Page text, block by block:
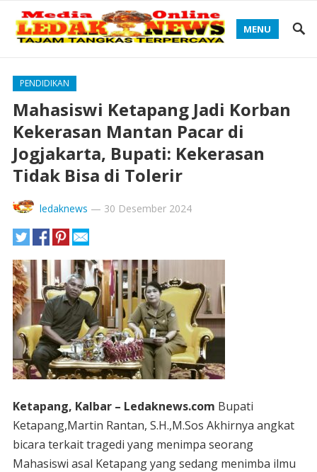
MENU
PENDIDIKAN
Mahasiswi Ketapang Jadi Korban
Kekerasan Mantan Pacar di
Jogjakarta, Bupati: Kekerasan
Tidak Bisa di Tolerir
ledaknews — 30 Desember 2024
Ketapang, Kalbar – Ledaknews.com Bupati
Ketapang,Martin Rantan, S.H.,M.Sos Akhirnya angkat
bicara terkait tragedi yang menimpa seorang
Mahasiswi asal Ketapang yang sedang menimba ilmu